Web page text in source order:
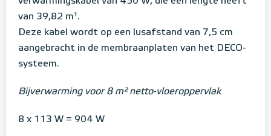
van 39,82 m¹.
Deze kabel wordt op een lusafstand van 7,5 cm
aangebracht in de membraanplaten van het DECO-
systeem.
Bijverwarming voor 8 m² netto-vloeroppervlak
8 x 113 W = 904 W